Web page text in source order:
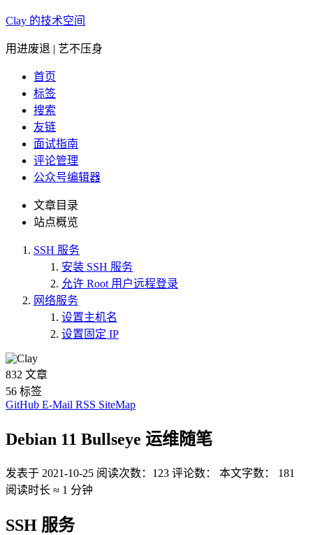
Clay 的技术空间
用进废退 | 艺不压身
首页
标签
搜索
友链
面试指南
评论管理
公众号编辑器
文章目录
站点概览
SSH 服务
安装 SSH 服务
允许 Root 用户远程登录
网络服务
设置主机名
设置固定 IP
832 文章
56 标签
GitHub E-Mail RSS SiteMap
Debian 11 Bullseye 运维随笔
发表于 2021-10-25 阅读次数： 123 评论数： 本文字数：
181
阅读时长 ≈ 1 分钟
SSH 服务